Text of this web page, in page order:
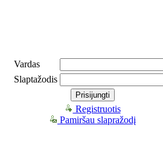
Vardas
Slaptažodis
Registruotis
Pamiršau slapražodį